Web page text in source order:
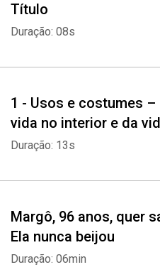
Título
Duração: 08s
1 - Usos e costumes
vida no interior e da
Duração: 13s
Margô, 96 anos, quer
Ela nunca beijou
Duração: 06min